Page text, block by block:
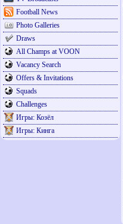
Football News
Photo Galleries
Draws
All Champs at VOON
Vacancy Search
Offers & Invitations
Squads
Challenges
Игры: Козёл
Игры: Кинга